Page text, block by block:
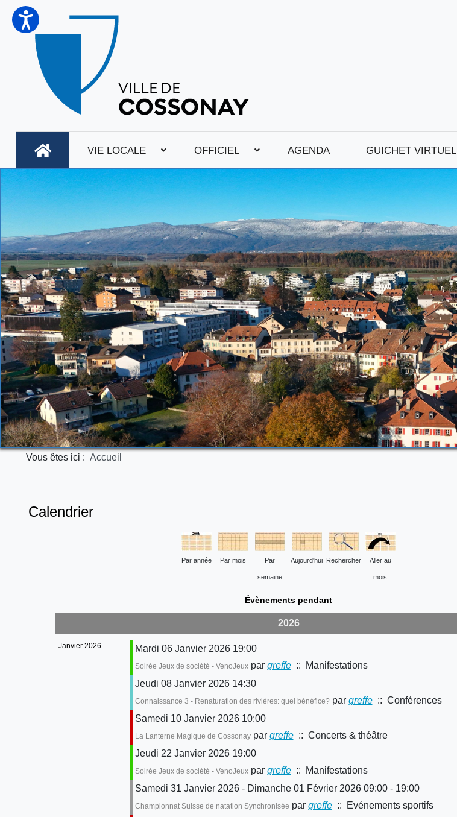
VIE LOCALE OFFICIEL AGENDA GUICHET VIRTUEL
Vous êtes ici : Accueil
Calendrier
Par année Par mois Par
semaine
Aujourd'hui Rechercher Aller au
mois
Évènements pendant
2026
Janvier 2026 Mardi 06 Janvier 2026 19:00
Soirée Jeux de société - VenoJeuxpar greffe:: Manifestations
Jeudi 08 Janvier 2026 14:30
Connaissance 3 - Renaturation des rivières: quel bénéfice? par greffe:: Conférences
Samedi 10 Janvier 2026 10:00
La Lanterne Magique de Cossonaypar greffe:: Concerts & théâtre
Jeudi 22 Janvier 2026 19:00
Soirée Jeux de société - VenoJeuxpar greffe:: Manifestations
Samedi 31 Janvier 2026 - Dimanche 01 Février 2026 09:00 - 19:00
Championnat Suisse de natation Synchronisée par greffe:: Evénements sportifs